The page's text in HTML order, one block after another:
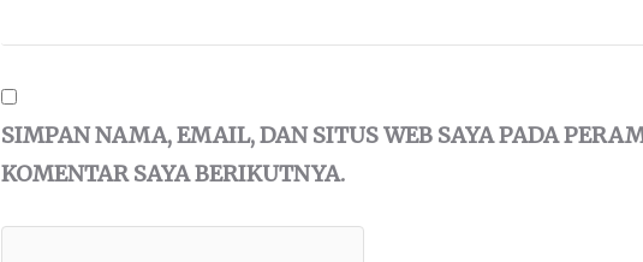
SIMPAN NAMA, EMAIL, DAN SITUS WEB SAYA PADA
KOMENTAR SAYA BERIKUTNYA.